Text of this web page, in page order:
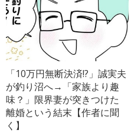
「10万円無断決済!?」誠実夫
が釣り沼へ→「家族より趣
味？」限界妻が突きつけた
離婚という結末【作者に聞
く】